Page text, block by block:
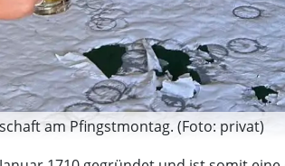
am Pfingstmontag. (Foto: privat)